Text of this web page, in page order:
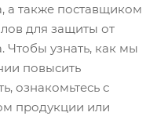
а также поставщиком
для защиты от
Чтобы узнать, как мы
повысить
ознакомьтесь с
продукции или